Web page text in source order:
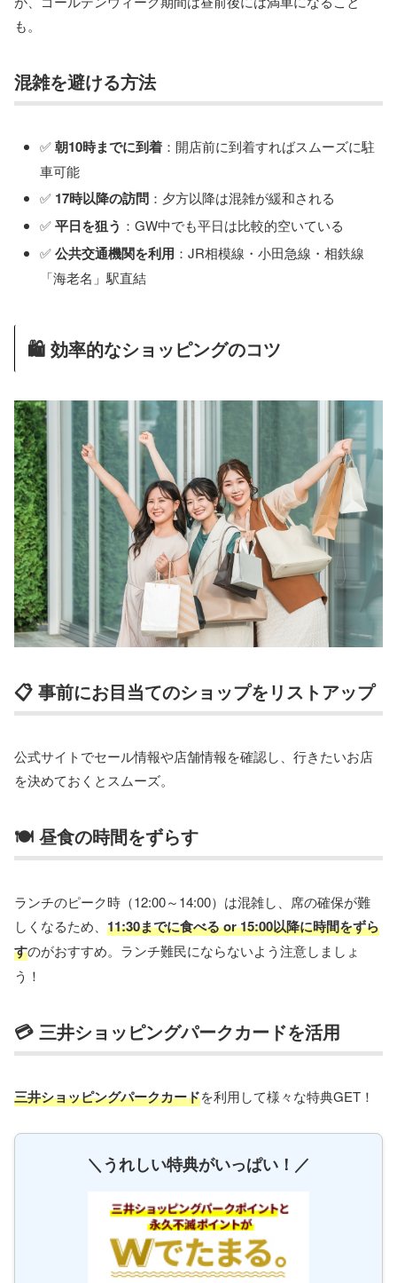
も。
混雑を避ける方法
✅朝10時までに到着 ：開店前に到着すればスムーズに駐
車可能
✅ 17時以降の訪問 ：夕方以降は混雑が緩和される
✅平日を狙う ：GW中でも平日は比較的空いている
✅公共交通機関を利用 ：JR相模線・小田急線・相鉄線
「海老名」駅直結
🛍 効率的なショッピングのコツ
📋 事前にお目当てのショップをリストアップ
公式サイトでセール情報や店舗情報を確認し、行きたいお店
を決めておくとスムーズ。
🍽️ 昼食の時間をずらす
ランチのピーク時（12:00～14:00）は混雑し、席の確保が難
しくなるため、 11:30までに食べる or 15:00以降に時間をずら
すのがおすすめ。ランチ難民にならないよう注意しましょ
う！
💳 三井ショッピングパークカードを活用
三井ショッピングパークカードを利用して様々な特典GET！
＼うれしい特典がいっぱい！／